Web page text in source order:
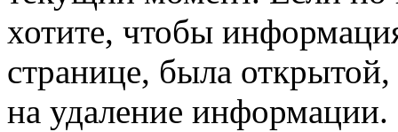
хотите, чтобы
странице, была открытой,
на удаление информации.